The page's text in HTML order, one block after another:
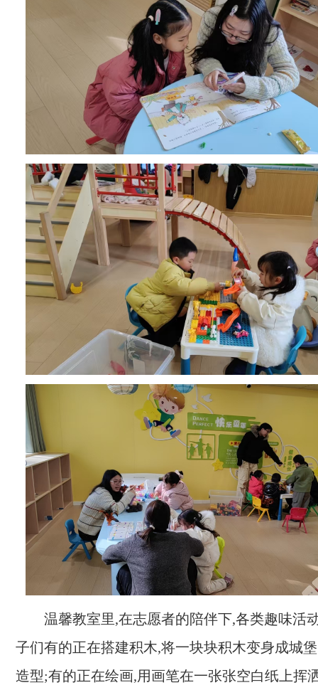
温馨教室里,在志愿者的陪伴下,各类趣味活
子们有的正在搭建积木,将一块块积木变身成城
造型;有的正在绘画,用画笔在一张张空白纸上挥